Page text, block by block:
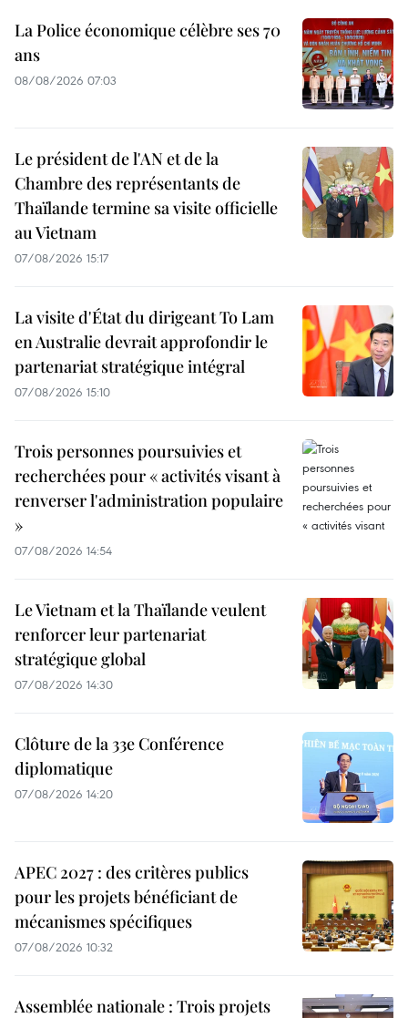
La Police économique célèbre ses 70
ans
08/08/2026 07:03
Le président de l'AN et de la
Chambre des représentants de
Thaïlande termine sa visite officielle
au Vietnam
07/08/2026 15:17
La visite d'État du dirigeant To Lam
en Australie devrait approfondir le
partenariat stratégique intégral
07/08/2026 15:10
Trois personnes poursuivies et
recherchées pour « activités visant à
renverser l'administration populaire
»
07/08/2026 14:54
Le Vietnam et la Thaïlande veulent
renforcer leur partenariat
stratégique global
07/08/2026 14:30
Clôture de la 33e Conférence
diplomatique
07/08/2026 14:20
APEC 2027 : des critères publics
pour les projets bénéficiant de
mécanismes spécifiques
07/08/2026 10:32
Assemblée nationale : Trois projets